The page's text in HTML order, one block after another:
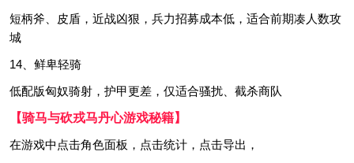
短柄斧、皮盾，近战凶狠，兵力招募成本低，适合前期凑人数攻
城
14、鲜卑轻骑
低配版匈奴骑射，护甲更差，仅适合骚扰、截杀商队
【骑马与砍戎马丹心游戏秘籍】
在游戏中点击角色面板，点击统计，点击导出，